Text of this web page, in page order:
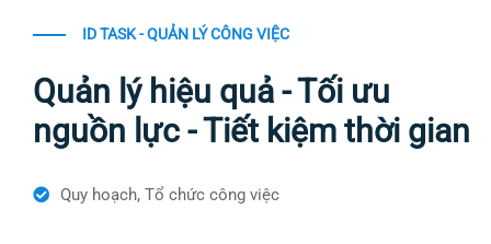
ID TASK - QUẢN LÝ CÔNG VIỆC
Quản lý hiệu quả - Tối ưu
nguồn lực - Tiết kiệm thời gian
Quy hoạch, Tổ chức công việc